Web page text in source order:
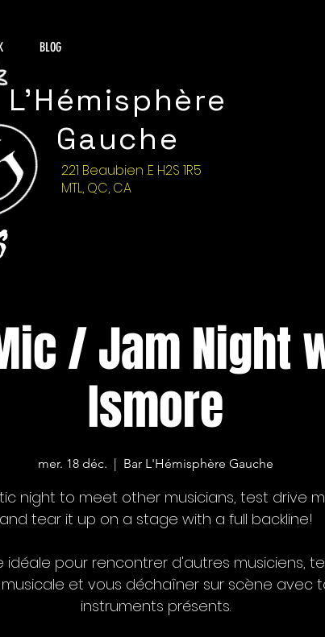
221 Beaubien .E H2S 1R5
MTL, QC, CA
L'Hémisphère
Gauche
BLOG
/ Jam Night
Ismore
mer. 18 déc.
  |
Bar L'Hémisphère Gauche
night to meet other musicians, test drive
and tear it up on a stage with a full backline!
idéale pour rencontrer d'autres musiciens,
et vous déchaîner sur scène avec
instruments présents.